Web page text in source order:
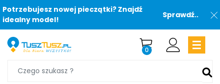
Potrzebujesz nowej pieczątki? Znajdź
idealny model!
Sprawdź..
0